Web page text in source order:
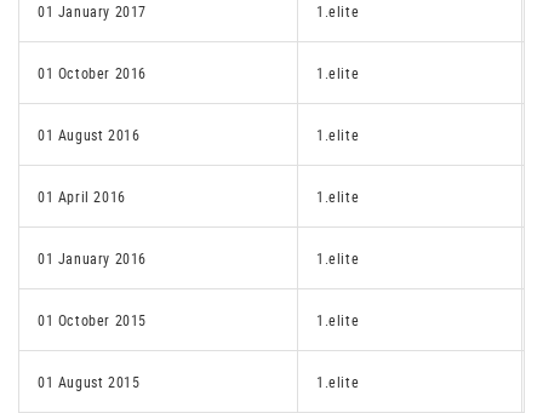
01 January 2017 1.elite
01 October 2016 1.elite
01 August 2016 1.elite
01 April 2016 1.elite
01 January 2016 1.elite
01 October 2015 1.elite
01 August 2015 1.elite